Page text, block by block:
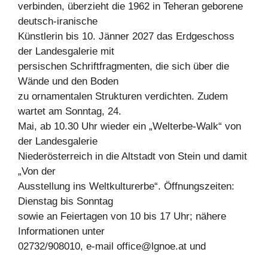
verbinden, überzieht die 1962 in Teheran geborene
deutsch-iranische
Künstlerin bis 10. Jänner 2027 das Erdgeschoss
der Landesgalerie mit
persischen Schriftfragmenten, die sich über die
Wände und den Boden
zu ornamentalen Strukturen verdichten. Zudem
wartet am Sonntag, 24.
Mai, ab 10.30 Uhr wieder ein „Welterbe-Walk“ von
der Landesgalerie
Niederösterreich in die Altstadt von Stein und damit
„Von der
Ausstellung ins Weltkulturerbe“. Öffnungszeiten:
Dienstag bis Sonntag
sowie an Feiertagen von 10 bis 17 Uhr; nähere
Informationen unter
02732/908010, e-mail office@lgnoe.at und